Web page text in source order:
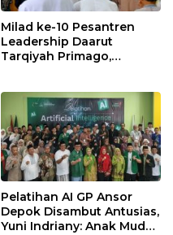
Milad ke-10 Pesantren
Leadership Daarut
Tarqiyah Primago,
Manfaat Tanpa Batas
Pelatihan AI GP Ansor
Depok Disambut Antusias,
Yuni Indriany: Anak Muda